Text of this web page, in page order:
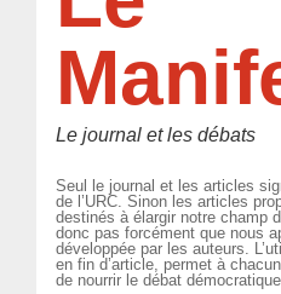
Le journal et les débats
Seul le journal et les articles
de l’URC. Sinon les articles
destinés à élargir notre champ
donc pas forcément que nous
développée par les auteurs.
en fin d’article, permet à
de nourrir le débat démocratique.